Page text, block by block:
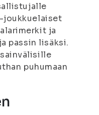
joukkuelaiset
ja
passin lisäksi.
puhumaan